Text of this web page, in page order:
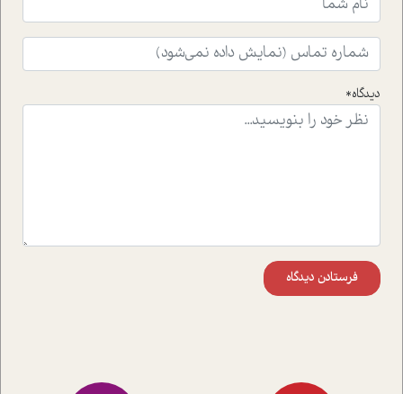
ایشان در حوزه ی شامپانزه ها بر زندگی امروزی ما نگاهی
افکنده است.فصل اتاق 333 شما را پای صحبت یک تجربه ی
واقعی در ارتباط با اختلال شخصیت اسکزوئید و مشکلات و نیز
راهکارهای حل آن قرار می دهد که در اتاق درمان اتفاق افتاده
موثرترین راهکارهای استفاده از هوش مصنوعی در حوزه های
دیدگاه*
فرستادن دیدگاه